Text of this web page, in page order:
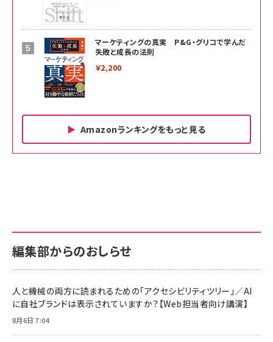
マーケティングの真実 P&G・グリコで学んだ
失敗と成長の法則
￥2,200
Amazonランキングをもっと見る
￥880
anan(アンアン)2026/06/24号 No.2500増刊
スペシャルエディション[王道エンタメの矜持／
￥1,100
年後半、あなたの恋と運命／山田涼介]
サポート正規品 メーカー保証5年 KLMEA128G
NIMASO ガラスフィルム iPhone 17 用 保護フィ
すい ガイド枠付き いPhone17 (6.3インチ) 対応
2枚セット DSP25F1698
￥1,599
【New】Amazon Fire TV Stick HD | 手軽にスト
サポート正規品 メーカー保証5年 KLMEA128G
Amazon eギフトカード - Amazonロゴ - クラ
￥5,000
ケーブル Anker絡まないケーブル 240W 結束バン
編集部からのおしらせ
人と機械の両方に読まれるための「アクセシビリティツリー」／AI
に自社ブランドは表示されていますか？【Web担当者向け講演】
8月6日 7:04